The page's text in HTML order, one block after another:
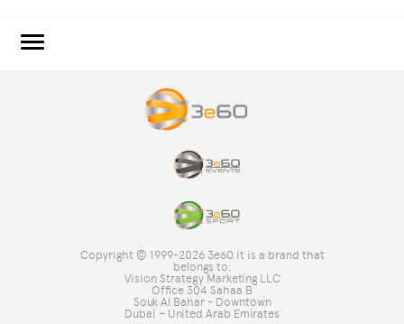
Copyright © 1999-2026 3e60 it is a brand that
belongs to:
Vision Strategy Marketing LLC
Office 304 Sahaa B
Souk Al Bahar - Downtown
Dubai – United Arab Emirates